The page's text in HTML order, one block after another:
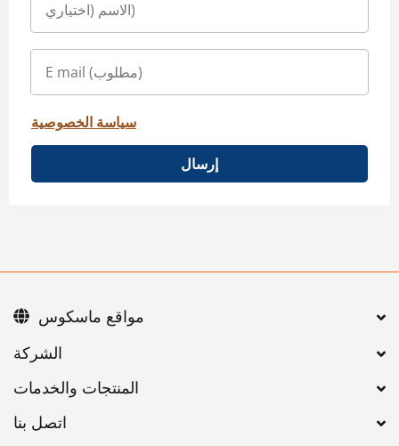
سياسة الخصوصية
إرسال
اتصل بنا
مواقع ماسكوس